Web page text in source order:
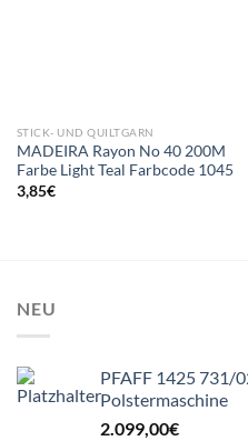
STICK- UND QUILTGARN
MADEIRA Rayon No 40 200M
Farbe Light Teal Farbcode 1045
3,85€
NEU
PFAFF 1425 731/
Polstermaschine
2.099,00€